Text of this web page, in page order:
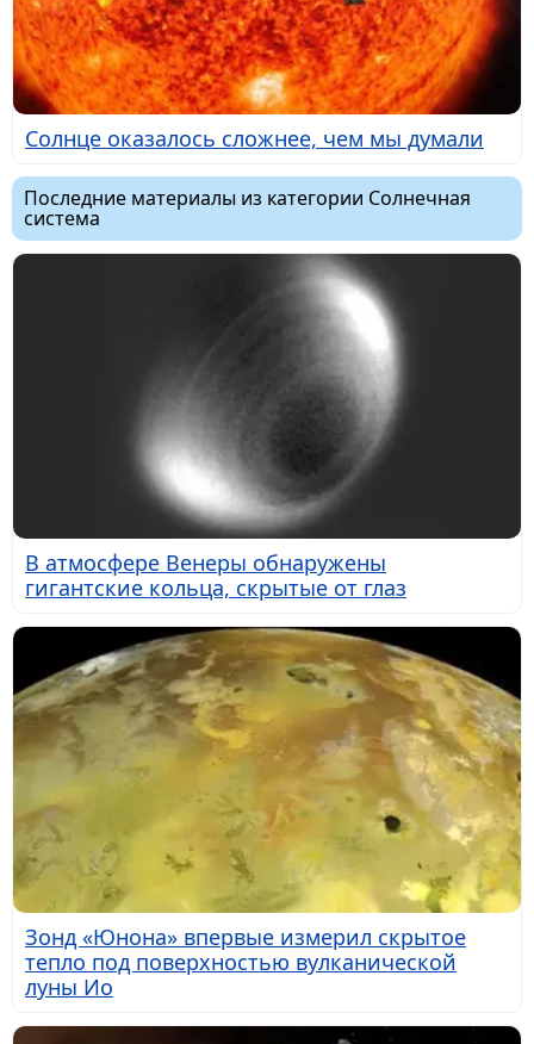
Солнце оказалось сложнее, чем мы думали
Последние материалы из категории Солнечная
система
В атмосфере Венеры обнаружены
гигантские кольца, скрытые от глаз
Зонд «Юнона» впервые измерил скрытое
тепло под поверхностью вулканической
луны Ио